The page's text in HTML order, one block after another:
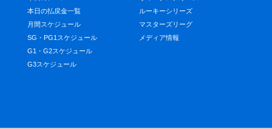
本日の払戻金一覧
月間スケジュール
SG・PG1スケジュール
G1・G2スケジュール
G3スケジュール
ルーキーシリーズ
マスターズリーグ
メディア情報